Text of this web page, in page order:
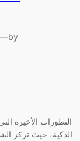
by
التطورات الأخيرة
الذكية، حيث تركز